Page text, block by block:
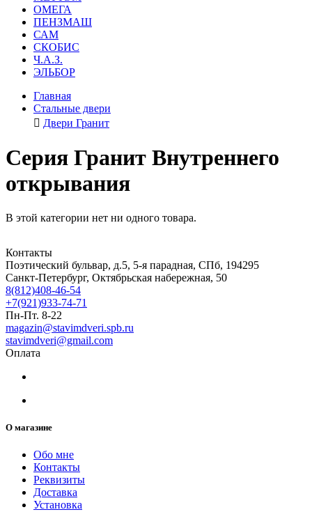
ОМЕГА
ПЕНЗМАШ
САМ
СКОБИС
Ч.А.З.
ЭЛЬБОР
Главная
Стальные двери
Двери Гранит
Серия Гранит Внутреннего
открывания
В этой категории нет ни одного товара.
Контакты
Поэтический бульвар, д.5, 5-я парадная, СПб, 194295
Санкт-Петербург, Октябрьская набережная, 50
8(812)408-46-54
+7(921)933-74-71
Пн-Пт. 8-22
magazin@stavimdveri.spb.ru
stavimdveri@gmail.com
Оплата
О магазине
Обо мне
Контакты
Реквизиты
Доставка
Установка